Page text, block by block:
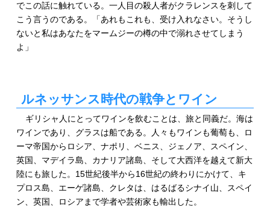
でこの話に触れている。一人目の殺人者がクラレンスを刺して
こう言うのである。「あれもこれも、受け入れなさい。そうし
ないと私はあなたをマームジーの樽の中で溺れさせてしまう
よ」
ルネッサンス時代の戦争とワイン
ギリシャ人にとってワインを飲むことは、旅と同義だ。海は
ワインであり、グラスは船である。人々もワインも葡萄も、ロ
ーマ帝国からロシア、ナポリ、ベニス、ジェノア、スペイン、
英国、マデイラ島、カナリア諸島、そして大西洋を越えて新大
陸にも旅した。15世紀後半から16世紀の終わりにかけて、キ
プロス島、エーゲ諸島、クレタは、はるばるシナイ山、スペイ
ン、英国、ロシアまで学者や芸術家も輸出した。